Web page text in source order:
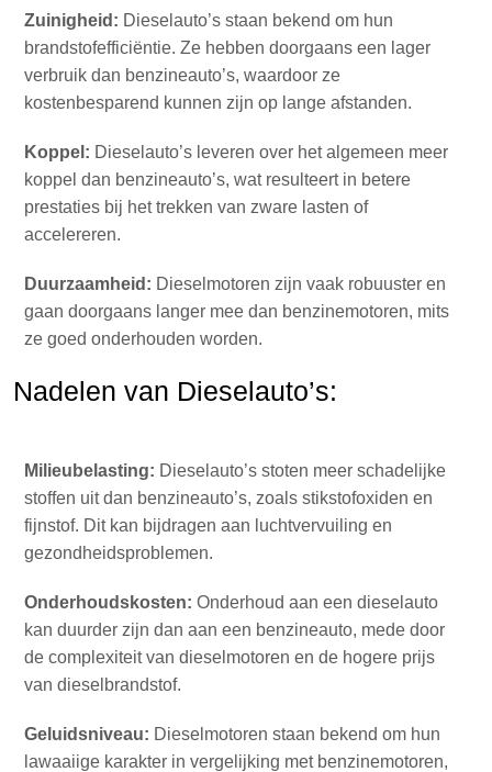
Zuinigheid: Dieselauto’s staan bekend om hun
brandstofefficiëntie. Ze hebben doorgaans een lager
verbruik dan benzineauto’s, waardoor ze
kostenbesparend kunnen zijn op lange afstanden.
Koppel: Dieselauto’s leveren over het algemeen meer
koppel dan benzineauto’s, wat resulteert in betere
prestaties bij het trekken van zware lasten of
accelereren.
Duurzaamheid: Dieselmotoren zijn vaak robuuster en
gaan doorgaans langer mee dan benzinemotoren, mits
ze goed onderhouden worden.
Nadelen van Dieselauto’s:
Milieubelasting: Dieselauto’s stoten meer schadelijke
stoffen uit dan benzineauto’s, zoals stikstofoxiden en
fijnstof. Dit kan bijdragen aan luchtvervuiling en
gezondheidsproblemen.
Onderhoudskosten: Onderhoud aan een dieselauto
kan duurder zijn dan aan een benzineauto, mede door
de complexiteit van dieselmotoren en de hogere prijs
van dieselbrandstof.
Geluidsniveau: Dieselmotoren staan bekend om hun
lawaaiige karakter in vergelijking met benzinemotoren,